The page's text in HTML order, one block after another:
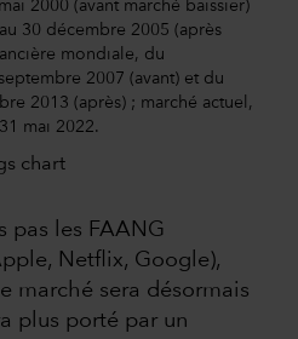
2000 (avant marché baissier)
30 décembre 2005 (après
mondiale, du
2007 (avant) et du
2013 (après) ; marché actuel,
mai 2022.
chart
pas les FAANG
Netflix, Google),
marché sera désormais
plus porté par un